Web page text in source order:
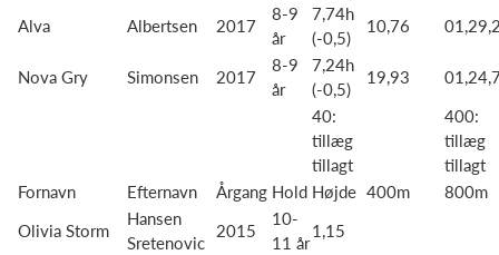
Alva Albertsen 2017
8-9
år
7,74h
(-0,5)
10,76
Nova Gry Simonsen 2017
8-9
år
7,24h
(-0,5)
19,93
40:
tillæg
tillagt
400:
tillæg
tillagt
Fornavn
Efternavn Årgang Hold Højde 400m
800m
Olivia Storm
Hansen
Sretenovic
2015
10-
11 år
1,15